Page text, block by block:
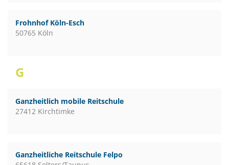
Frohnhof Köln-Esch
50765 Köln
G
Ganzheitlich mobile Reitschule
27412 Kirchtimke
Ganzheitliche Reitschule Felpo